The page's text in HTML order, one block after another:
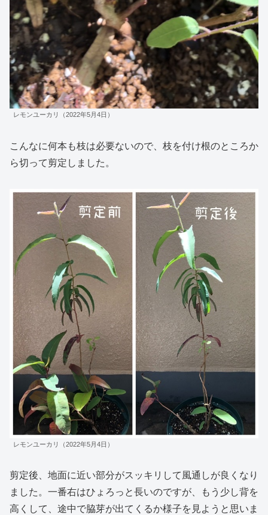
レモンユーカリ（2022年5月4日）
こんなに何本も枝は必要ないので、枝を付け根のところか
ら切って剪定しました。
レモンユーカリ（2022年5月4日）
剪定後、地面に近い部分がスッキリして風通しが良くなり
ました。一番右はひょろっと長いのですが、もう少し背を
高くして、途中で脇芽が出てくるか様子を見ようと思いま